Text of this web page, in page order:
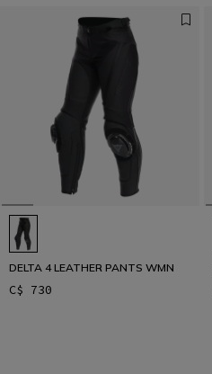
DELTA 4 LEATHER PANTS WMN
C$ 730